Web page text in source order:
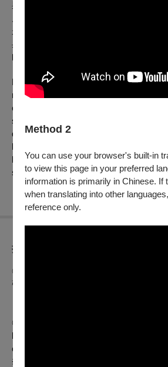
Method 2
You can use your browser's built-in
to view this page in your preferred
information is primarily in Chinese. If
when translating into other
reference only.
與秦漢、秦祥林唯一同台，奠定1970年
是一片雲〉、〈松林的低語〉，強化了
典。影片於2017年完成數位修復，重現
的視覺語彙，亦使今日觀眾得以從當代
Brigitte Lin plays Wan-lu, a student
reporter Meng-chiao collides with the
childhood friend Yu-lan. A domineering
secret about Wan-lu’s birth push her into
quiet her heart. Produced by Chiung
by Chen Hung-lieh, co-starring Charlie
lifted by Fong Fei-fei’s songs, Cloud of
salon melodrama—was digitally restored
折扣方案
◎ 該場次開演前一小時可至現場櫃檯免
張，數量有限，索完為止。
◎ Free tickets available on request at
before the screening. 2 tickets maximum
on a first come first serve basis.
※ 30 minutes prior for all screenings